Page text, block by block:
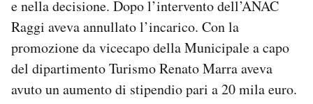
e nella decisione. Dopo l’intervento dell’ANAC
Raggi aveva annullato l’incarico. Con la
promozione da vicecapo della Municipale a capo
del dipartimento Turismo Renato Marra aveva
avuto un aumento di stipendio pari a 20 mila euro.